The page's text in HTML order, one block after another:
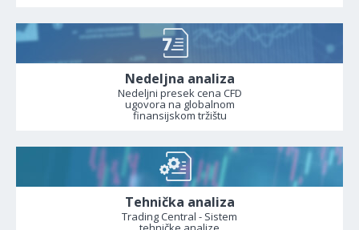
Nedeljna analiza
Nedeljni presek cena CFD
ugovora na globalnom
finansijskom tržištu
Tehnička analiza
Trading Central - Sistem